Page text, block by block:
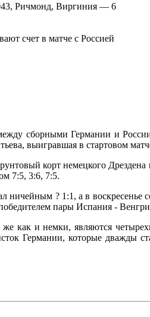
Ричмонд, Виргиния — 6
счет в матче с Россией
сборными Германии и
выигравшая в стартовом
корт немецкого
7:5, 3:6, 7:5.
ничейным ? 1:1, а в воскресенье
пары Испания -
как и немки, являются
Германии, которые дважды